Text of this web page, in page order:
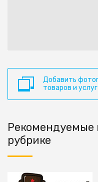
Добавить
товаров и услуг
Рекомендуемые
рубрике